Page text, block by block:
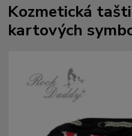
Kozmetická
kartových